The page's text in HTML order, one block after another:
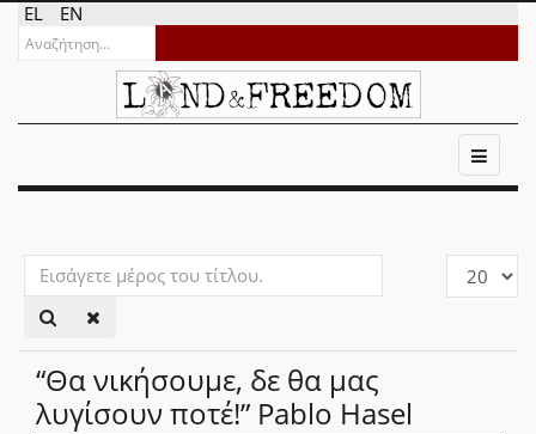
EL EN
Εισάγετε
μέρος
του
τίτλου.
Εμφάνιση
“Θα νικήσουμε, δε θα μας
λυγίσουν ποτέ!” Pablo Hasel